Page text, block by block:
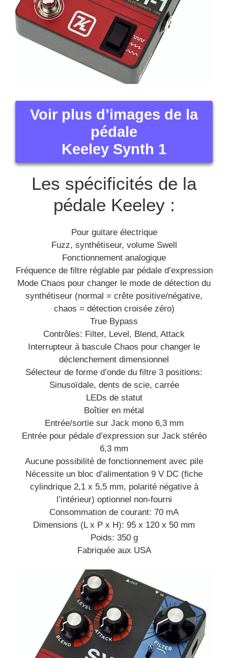
Voir plus d’images de la
pédale
Keeley Synth 1
Les spécificités de la
pédale Keeley :
Pour guitare électrique
Fuzz, synthétiseur, volume Swell
Fonctionnement analogique
Fréquence de filtre réglable par pédale d’expression
Mode Chaos pour changer le mode de détection du
synthétiseur (normal = crête positive/négative,
chaos = détection croisée zéro)
True Bypass
Contrôles: Filter, Level, Blend, Attack
Interrupteur à bascule Chaos pour changer le
déclenchement dimensionnel
Sélecteur de forme d’onde du filtre 3 positions:
Sinusoïdale, dents de scie, carrée
LEDs de statut
Boîtier en métal
Entrée/sortie sur Jack mono 6,3 mm
Entrée pour pédale d’expression sur Jack stéréo
6,3 mm
Aucune possibilité de fonctionnement avec pile
Nécessite un bloc d’alimentation 9 V DC (fiche
cylindrique 2,1 x 5,5 mm, polarité négative à
l’intérieur) optionnel non-fourni
Consommation de courant: 70 mA
Dimensions (L x P x H): 95 x 120 x 50 mm
Poids: 350 g
Fabriquée aux USA